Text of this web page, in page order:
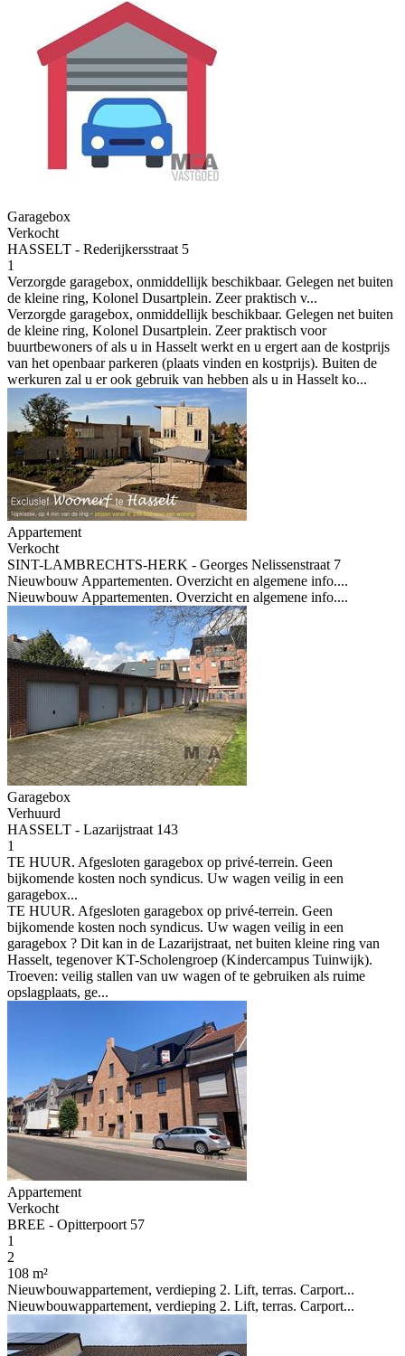
Garagebox
Verkocht
HASSELT - Rederijkersstraat 5
1
Verzorgde garagebox, onmiddellijk beschikbaar. Gelegen net buiten
de kleine ring, Kolonel Dusartplein. Zeer praktisch v...
Verzorgde garagebox, onmiddellijk beschikbaar. Gelegen net buiten
de kleine ring, Kolonel Dusartplein. Zeer praktisch voor
buurtbewoners of als u in Hasselt werkt en u ergert aan de kostprijs
van het openbaar parkeren (plaats vinden en kostprijs). Buiten de
werkuren zal u er ook gebruik van hebben als u in Hasselt ko...
Appartement
Verkocht
SINT-LAMBRECHTS-HERK - Georges Nelissenstraat 7
Nieuwbouw Appartementen. Overzicht en algemene info....
Nieuwbouw Appartementen. Overzicht en algemene info....
Garagebox
Verhuurd
HASSELT - Lazarijstraat 143
1
TE HUUR. Afgesloten garagebox op privé-terrein. Geen
bijkomende kosten noch syndicus. Uw wagen veilig in een
garagebox...
TE HUUR. Afgesloten garagebox op privé-terrein. Geen
bijkomende kosten noch syndicus. Uw wagen veilig in een
garagebox ? Dit kan in de Lazarijstraat, net buiten kleine ring van
Hasselt, tegenover KT-Scholengroep (Kindercampus Tuinwijk).
Troeven: veilig stallen van uw wagen of te gebruiken als ruime
opslagplaats, ge...
Appartement
Verkocht
BREE - Opitterpoort 57
1
2
108 m²
Nieuwbouwappartement, verdieping 2. Lift, terras. Carport...
Nieuwbouwappartement, verdieping 2. Lift, terras. Carport...